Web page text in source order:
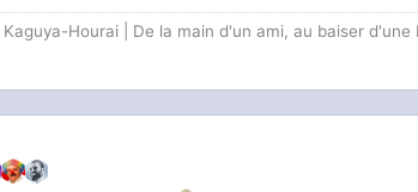
Kaguya-Hourai | De la main d'un ami, au baiser d'une